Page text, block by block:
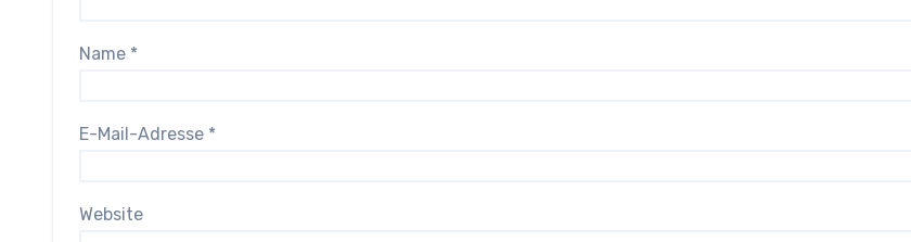
Name *
E-Mail-Adresse *
Website